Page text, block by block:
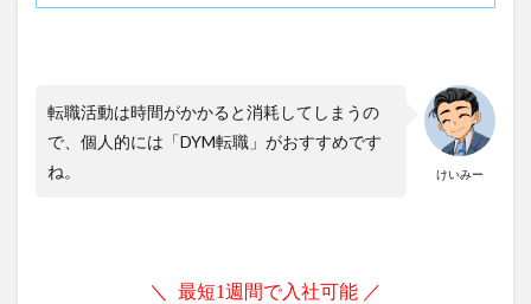
けいみー
転職活動は時間がかかると消耗してしまうの
で、個人的には「DYM転職」がおすすめです
ね。
＼ 最短1週間で入社可能 ／